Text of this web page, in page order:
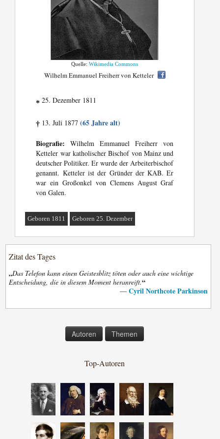
Quelle:Wikimedia Commons
Wilhelm Emmanuel Freiherr von Ketteler
* 25. Dezember 1811
† 13. Juli 1877(65 Jahre alt)
Biografie: Wilhelm Emmanuel Freiherr von
Ketteler war katholischer Bischof von Mainz und
deutscher Politiker. Er wurde der Arbeiterbischof
genannt. Ketteler ist der Gründer der KAB. Er
war ein Großonkel von Clemens August Graf
von Galen.
Geboren 1811 Geboren 25. Dezember
Zitat des Tages
„Das Telefon kann einen Geistesblitz töten oder auch eine wichtige
Entscheidung, die in diesem Moment heranreift.“
— Cyril Northcote Parkinson
Autoren Themen
Top-Autoren